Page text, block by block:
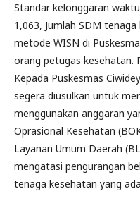
Standar kelonggaran
1,063, Jumlah SDM
metode WISN di
orang petugas kesehatan.
Kepada Puskesmas
segera diusulkan untuk
menggunakan anggaran
Oprasional Kesehatan
Layanan Umum Daerah
mengatasi pengurangan
tenaga kesehatan yang